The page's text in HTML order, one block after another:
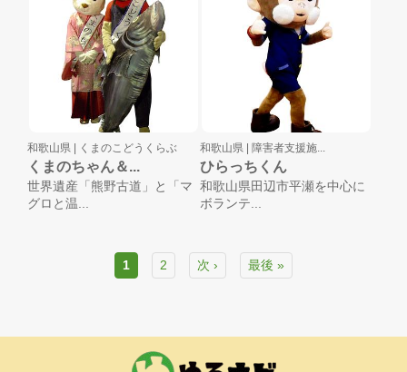
和歌山県 | くまのこどうくらぶ
くまのちゃん＆...
世界遺産「熊野古道」と「マ
グロと温...
和歌山県 | 障害者支援施...
ひらっちくん
和歌山県田辺市平瀬を中心に
ボランテ...
1 2 次 › 最後 »